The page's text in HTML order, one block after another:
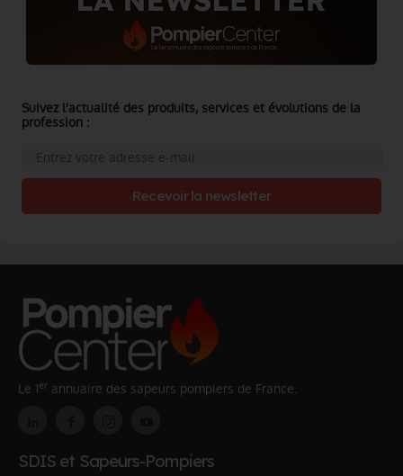
Suivez l'actualité des produits, services et évolutions de la
profession :
Recevoir la newsletter
Le 1er annuaire des sapeurs pompiers de France.
SDIS et Sapeurs-Pompiers